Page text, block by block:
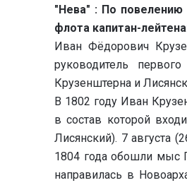
"Нева" : По повелению
флота капитан-
Иван Фёдорович
руководитель
Крузенштерна и
В 1802 году Иван
в состав которой
Лисянский). 7 августа
1804 года обошли мыс
направилась в